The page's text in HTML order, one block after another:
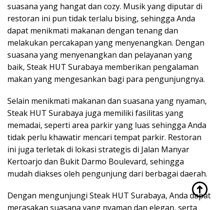
suasana yang hangat dan cozy. Musik yang diputar di
restoran ini pun tidak terlalu bising, sehingga Anda
dapat menikmati makanan dengan tenang dan
melakukan percakapan yang menyenangkan. Dengan
suasana yang menyenangkan dan pelayanan yang
baik, Steak HUT Surabaya memberikan pengalaman
makan yang mengesankan bagi para pengunjungnya.
Selain menikmati makanan dan suasana yang nyaman,
Steak HUT Surabaya juga memiliki fasilitas yang
memadai, seperti area parkir yang luas sehingga Anda
tidak perlu khawatir mencari tempat parkir. Restoran
ini juga terletak di lokasi strategis di Jalan Manyar
Kertoarjo dan Bukit Darmo Boulevard, sehingga
mudah diakses oleh pengunjung dari berbagai daerah.
Dengan mengunjungi Steak HUT Surabaya, Anda dapat
merasakan suasana yang nyaman dan elegan, serta